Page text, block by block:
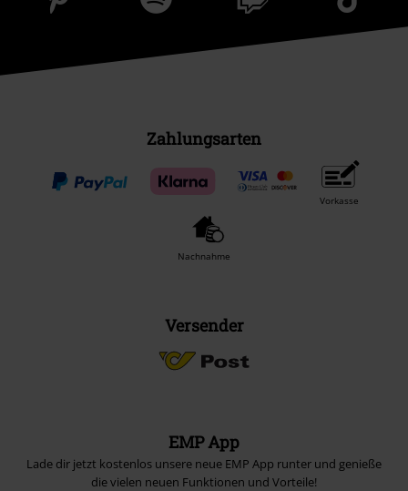
Zahlungsarten
Vorkasse
Nachnahme
Versender
EMP App
Lade dir jetzt kostenlos unsere neue EMP App runter und genieße
die vielen neuen Funktionen und Vorteile!